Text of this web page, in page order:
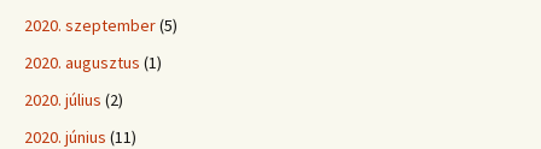
2020. szeptember(5)
2020. augusztus (1)
2020. július (2)
2020. június (11)